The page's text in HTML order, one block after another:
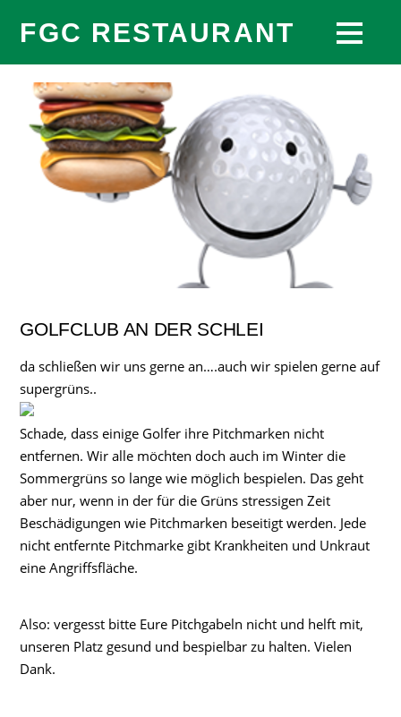
FGC RESTAURANT
GOLFCLUB AN DER SCHLEI
da schließen wir uns gerne an….auch wir spielen gerne auf
supergrüns..
Schade, dass einige Golfer ihre Pitchmarken nicht
entfernen. Wir alle möchten doch auch im Winter die
Sommergrüns so lange wie möglich bespielen. Das geht
aber nur, wenn in der für die Grüns stressigen Zeit
Beschädigungen wie Pitchmarken beseitigt werden. Jede
nicht entfernte Pitchmarke gibt Krankheiten und Unkraut
eine Angriffsfläche.
Also: vergesst bitte Eure Pitchgabeln nicht und helft mit,
unseren Platz gesund und bespielbar zu halten. Vielen
Dank.